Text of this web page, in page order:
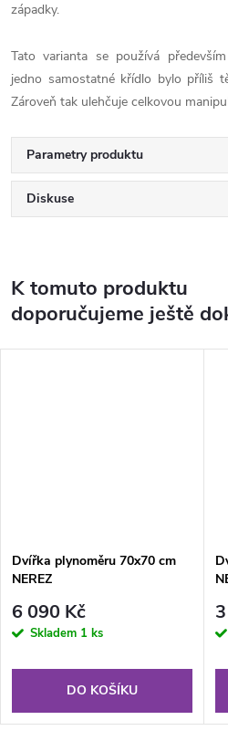
západky.
Tato varianta se používá
jedno samostatné křídlo bylo příliš
Zároveň tak ulehčuje celkovou
Parametry produktu
Diskuse
K tomuto produktu
doporučujeme ještě
Dvířka plynoměru 70x70 cm
NEREZ
6 090 Kč
Skladem 1 ks
DO KOŠÍKU